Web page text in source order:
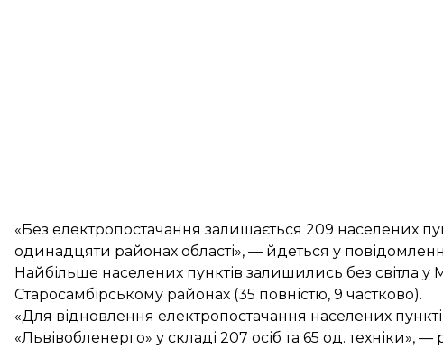
«Без електропостачання залишається 209 населених
одинадцяти районах області», — йдеться у
Найбільше населених пунктів залишились без світла у
Старосамбірському районах (35 повністю, 9 частково).
«Для відновлення електропостачання населених
«Львівобленерго» у складі 207 осіб та 65 од. техніки»,